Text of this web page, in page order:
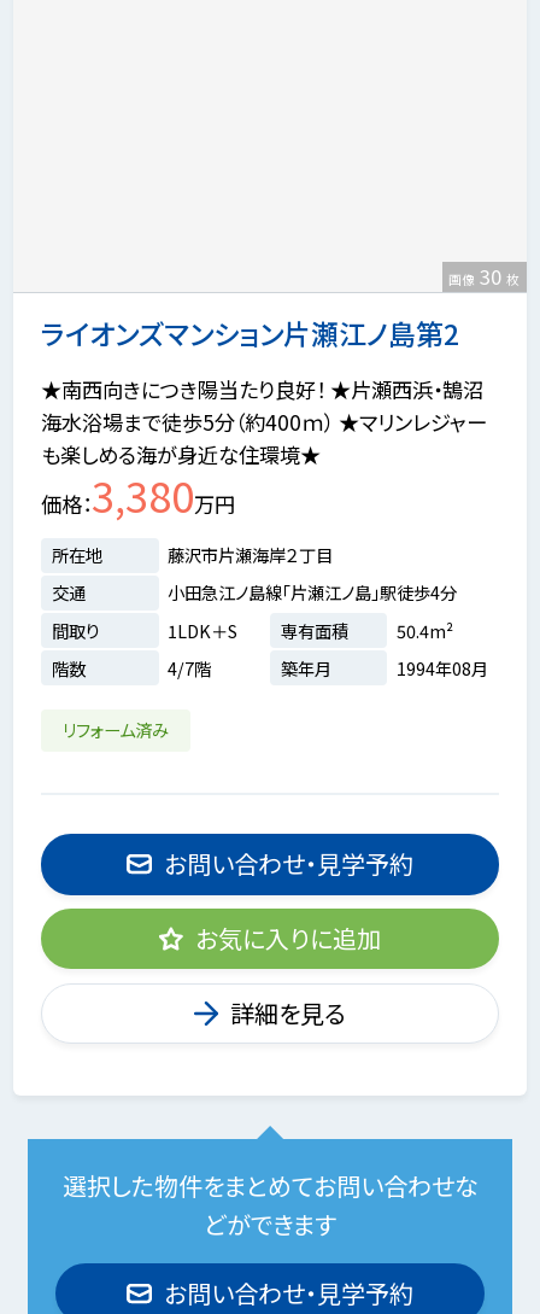
ライオンズマンション片瀬江ノ島第2
画像 30 枚
★南西向きにつき陽当たり良好！ ★片瀬西浜・鵠沼
海水浴場まで徒歩5分（約400ｍ） ★マリンレジャー
も楽しめる海が身近な住環境★
価格 3,380万円
所在地
藤沢市片瀬海岸２丁目
交通
小田急江ノ島線「片瀬江ノ島」駅徒歩4分
間取り
1LDK＋S 専有面積
50.4m²
階数
4/7階 築年月 1994年08月
リフォーム済み
お問い合わせ・見学予約
お気に入りに追加
詳細を見る
選択した物件をまとめてお問い合わせな
どができます
お問い合わせ・見学予約